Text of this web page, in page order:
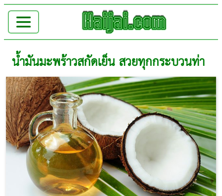
น้ำมันมะพร้าวสกัดเย็น สวยทุกกระบวนท่า